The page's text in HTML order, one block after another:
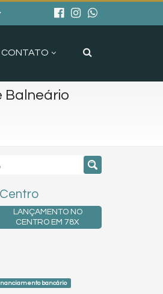
CONTATO
Balneário
Centro
LANÇAMENTO NO
CENTRO EM 78X
bancário